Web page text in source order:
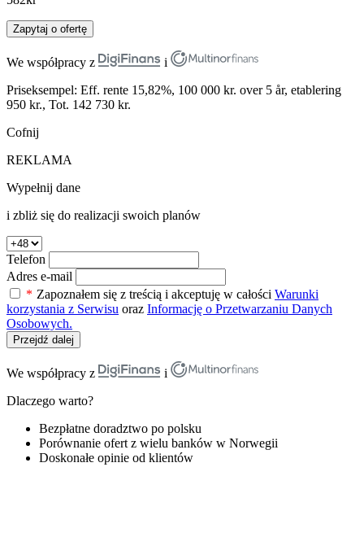
Zapytaj o ofertę
We współpracy z
i
Priseksempel: Eff. rente 15,82%, 100 000 kr. over 5 år, etablering
950 kr., Tot. 142 730 kr.
Cofnij
REKLAMA
Wypełnij dane
i zbliż się do realizacji swoich planów
Telefon
Adres e-mail
* Zapoznałem się z treścią i akceptuję w całości Warunki
korzystania z Serwisu oraz Informację o Przetwarzaniu Danych
Osobowych.
Przejdź dalej
We współpracy z
i
Dlaczego warto?
Bezpłatne doradztwo po polsku
Porównanie ofert z wielu banków w Norwegii
Doskonałe opinie od klientów